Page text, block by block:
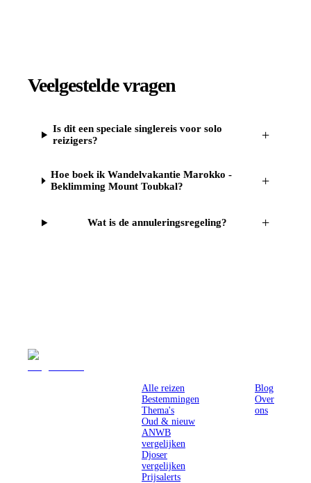
Veelgestelde vragen
Is dit een speciale singlereis voor solo
reizigers?
+
Hoe boek ik Wandelvakantie Marokko -
Beklimming Mount Toubkal?
+
Wat is de annuleringsregeling? +
Alle reizen
Bestemmingen
Thema's
Oud & nieuw
ANWB
vergelijken
Djoser
vergelijken
Prijsalerts
Blog
Over
ons